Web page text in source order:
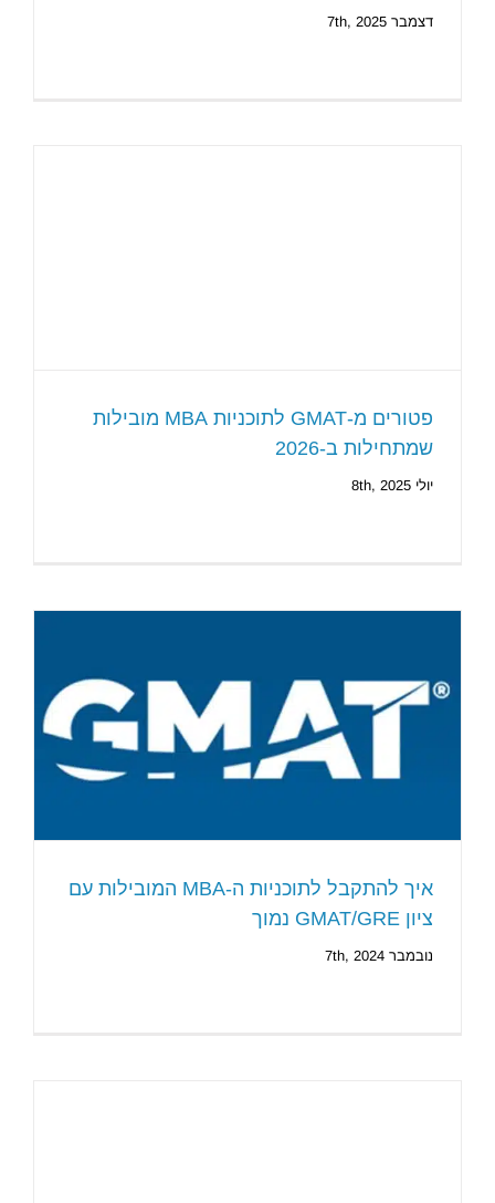
דצמבר 7th, 2025
פטורים מ-GMAT לתוכניות MBA מובילות
שמתחילות ב-2026
יולי 8th, 2025
איך להתקבל לתוכניות ה-MBA המובילות עם
ציון GMAT/GRE נמוך
נובמבר 7th, 2024